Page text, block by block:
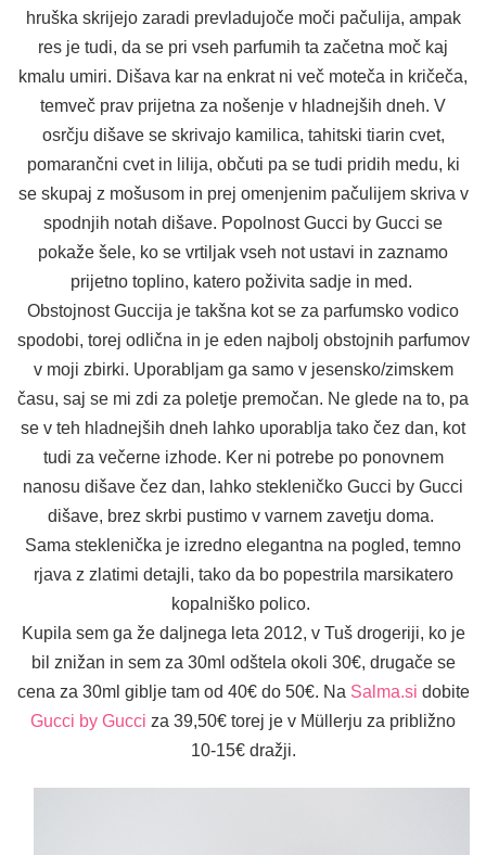
hruška skrijejo zaradi prevladujoče moči pačulija, ampak
res je tudi, da se pri vseh parfumih ta začetna moč kaj
kmalu umiri. Dišava kar na enkrat ni več moteča in kričeča,
temveč prav prijetna za nošenje v hladnejših dneh. V
osrčju dišave se skrivajo kamilica, tahitski tiarin cvet,
pomarančni cvet in lilija, občuti pa se tudi pridih medu, ki
se skupaj z mošusom in prej omenjenim pačulijem skriva v
spodnjih notah dišave. Popolnost Gucci by Gucci se
pokaže šele, ko se vrtiljak vseh not ustavi in zaznamo
prijetno toplino, katero poživita sadje in med.
Obstojnost Guccija je takšna kot se za parfumsko vodico
spodobi, torej odlična in je eden najbolj obstojnih parfumov
v moji zbirki. Uporabljam ga samo v jesensko/zimskem
času, saj se mi zdi za poletje premočan. Ne glede na to, pa
se v teh hladnejših dneh lahko uporablja tako čez dan, kot
tudi za večerne izhode. Ker ni potrebe po ponovnem
nanosu dišave čez dan, lahko stekleničko Gucci by Gucci
dišave, brez skrbi pustimo v varnem zavetju doma.
Sama steklenička je izredno elegantna na pogled, temno
rjava z zlatimi detajli, tako da bo popestrila marsikatero
kopalniško polico.
Kupila sem ga že daljnega leta 2012, v Tuš drogeriji, ko je
bil znižan in sem za 30ml odštela okoli 30€, drugače se
cena za 30ml giblje tam od 40€ do 50€. Na Salma.si dobite
Gucci by Gucci za 39,50€ torej je v Müllerju za približno
10-15€ dražji.